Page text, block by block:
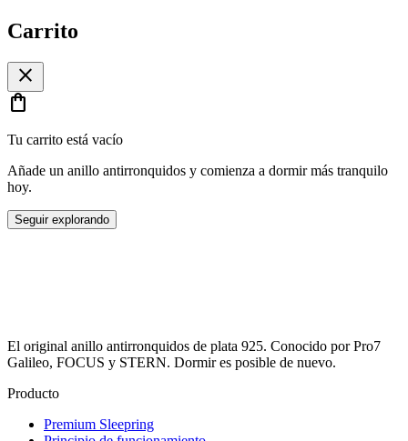
Carrito
close
shopping_bag
Tu carrito está vacío
Añade un anillo antirronquidos y comienza a dormir más tranquilo
hoy.
Seguir explorando
El original anillo antirronquidos de plata 925. Conocido por Pro7
Galileo, FOCUS y STERN. Dormir es posible de nuevo.
Producto
Premium Sleepring